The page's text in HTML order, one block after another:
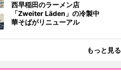
西早稲田のラーメン店
「Zweiter Läden」の冷製中
華そばがリニューアル
もっと見る